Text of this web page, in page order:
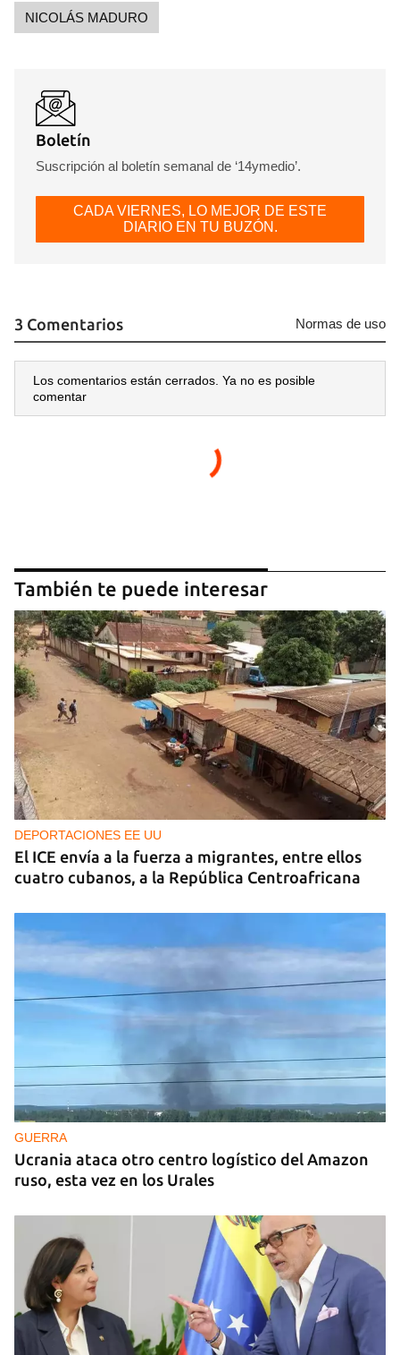
NICOLÁS MADURO
Boletín
Suscripción al boletín semanal de ‘14ymedio’.
CADA VIERNES, LO MEJOR DE ESTE
DIARIO EN TU BUZÓN.
3 Comentarios Normas de uso
Los comentarios están cerrados. Ya no es posible
comentar
También te puede interesar
DEPORTACIONES EE UU
El ICE envía a la fuerza a migrantes, entre ellos
cuatro cubanos, a la República Centroafricana
GUERRA
Ucrania ataca otro centro logístico del Amazon
ruso, esta vez en los Urales